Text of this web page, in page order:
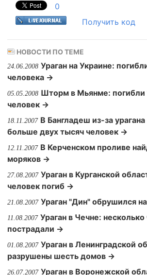
0
Получить код
НОВОСТИ ПО ТЕМЕ
24.06.2008 Ураган на Украине:
человека →
05.05.2008 Шторм в Мьянме: погибли
человек →
18.11.2007 В Бангладеш из-за
больше двух тысяч человек →
12.11.2007 В Керченском проливе
моряков →
27.08.2007 Ураган в Курганской
человек погиб →
21.08.2007 Ураган "Дин" обрушился
11.08.2007 Ураган в Чечне:
пострадали →
01.08.2007 Ураган в Ленинградской
разрушены шесть домов →
26.07.2007 Ураган в Воронежской